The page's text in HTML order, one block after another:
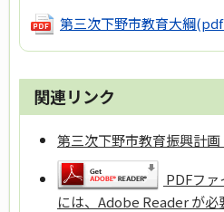
第三次下野市教育大綱(pdf
関連リンク
第三次下野市教育振興計画
PDFフ
には、Adobe Reader が